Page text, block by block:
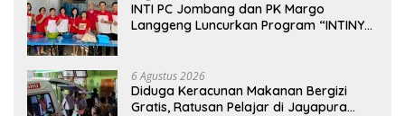
INTI PC Jombang dan PK Margo
Langgeng Luncurkan Program “INTINYA
6 Agustus 2026
Diduga Keracunan Makanan Bergizi
Gratis, Ratusan Pelajar di Jayapura